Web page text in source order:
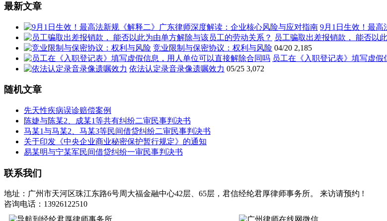
最新文章
9月1日生效！最
员工骗取出差报销款， 能否以
竞业限制与保密协议：权利与风险 04/20 2,185
员工在《入职登记表》填写虚
依法认定录音录像遗嘱效力 05/25 3,072
随机文章
先天性疾病误诊赔偿案例
陈婕与陈某2、成某1等共有纠纷二审民事判决书
马某1与马某2、马某3等民间借贷纠纷二审民事判决书
关于印发《中央企业商业秘密保护暂行规定》的通知
易某明与宁某军民间借贷纠纷一审民事判决书
联系我们
地址：广州市天河区珠江东路6号周大福金融中心42层、65层，君信经纶君厚律师事务所。 来访请预约 !
咨询电话：13926122510